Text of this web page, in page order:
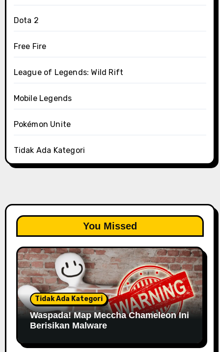
Dota 2
Free Fire
League of Legends: Wild Rift
Mobile Legends
Pokémon Unite
Tidak Ada Kategori
You Missed
Tidak Ada Kategori
Waspada! Map Meccha Chameleon Ini
Berisikan Malware